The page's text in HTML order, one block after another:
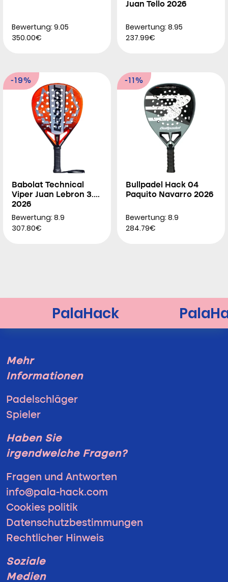
Bewertung: 9.05
350.00€
Juan Tello 2026
Bewertung: 8.95
237.99€
-19%
Babolat Technical
Viper Juan Lebron 3.0
2026
Bewertung: 8.9
307.80€
-11%
Bullpadel Hack 04
Paquito Navarro 2026
Bewertung: 8.9
284.79€
Mehr
Informationen
Padelschläger
Spieler
Haben Sie
irgendwelche Fragen?
Fragen und Antworten
info@pala-hack.com
Cookies politik
Datenschutzbestimmungen
Rechtlicher Hinweis
Soziale
Medien